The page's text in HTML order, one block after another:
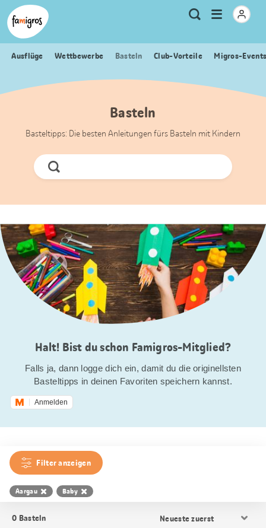
Sprungmarken
Navigation
Header
Logo
Meta
Navigation
Suche
Menu
öffnen
Ausflüge Wettbewerbe Basteln Club-Vorteile Migros-
Basteln
Basteltipps: Die besten Anleitungen fürs Basteln mit Kindern
Jetzt
Suchen
Halt! Bist du schon Famigros-Mitglied?
Falls ja, dann logge dich ein, damit du die originellsten
Basteltipps in deinen Favoriten speichern kannst.
Anmelden
Filter anzeigen
Aargau Baby
0 Basteln
Sortierung